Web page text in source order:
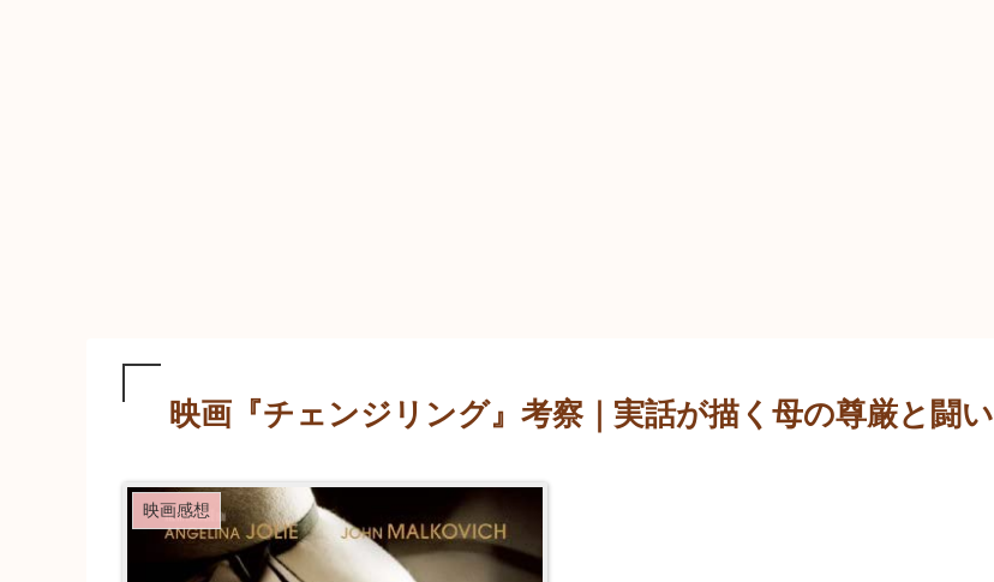
映画『チェンジリング』考察｜実話が描く母の尊厳と闘い
映画感想